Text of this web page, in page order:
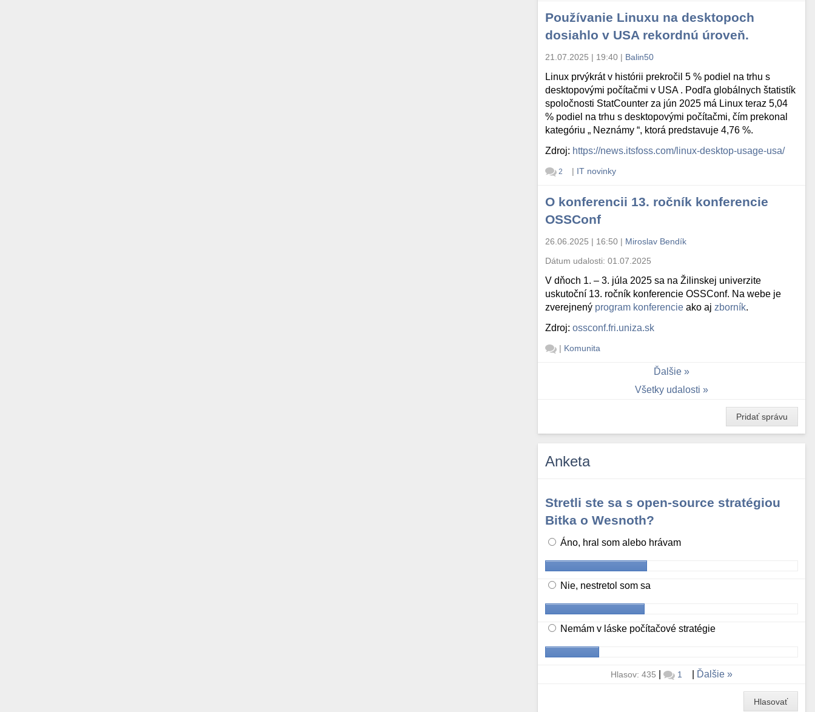
Používanie Linuxu na desktopoch
dosiahlo v USA rekordnú úroveň.
21.07.2025 | 19:40 | Balin50
Linux prvýkrát v histórii prekročil 5 % podiel na trhu s
desktopovými počítačmi v USA . Podľa globálnych štatistík
spoločnosti StatCounter za jún 2025 má Linux teraz 5,04
% podiel na trhu s desktopovými počítačmi, čím prekonal
kategóriu „ Neznámy “, ktorá predstavuje 4,76 %.
Zdroj: https://news.itsfoss.com/linux-desktop-usage-usa/
2 | IT novinky
O konferencii 13. ročník konferencie
OSSConf
26.06.2025 | 16:50 | Miroslav Bendík
Dátum udalosti:01.07.2025
V dňoch 1. – 3. júla 2025 sa na Žilinskej univerzite
uskutoční 13. ročník konferencie OSSConf. Na webe je
zverejnený program konferencie ako aj zborník.
Zdroj:ossconf.fri.uniza.sk
| Komunita
Ďalšie
Všetky udalosti
Pridať správu
Anketa
Stretli ste sa s open-source stratégiou
Bitka o Wesnoth?
Áno, hral som alebo hrávam
Nie, nestretol som sa
Nemám v láske počítačové stratégie
Hlasov: 435 | 1 Ďalšie
Hlasovať